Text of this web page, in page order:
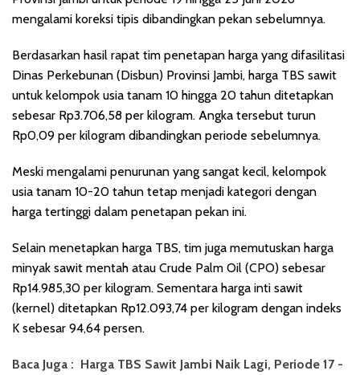
mengalami koreksi tipis dibandingkan pekan sebelumnya.
Berdasarkan hasil rapat tim penetapan harga yang difasilitasi
Dinas Perkebunan (Disbun) Provinsi Jambi, harga TBS sawit
untuk kelompok usia tanam 10 hingga 20 tahun ditetapkan
sebesar Rp3.706,58 per kilogram. Angka tersebut turun
Rp0,09 per kilogram dibandingkan periode sebelumnya.
Meski mengalami penurunan yang sangat kecil, kelompok
usia tanam 10-20 tahun tetap menjadi kategori dengan
harga tertinggi dalam penetapan pekan ini.
Selain menetapkan harga TBS, tim juga memutuskan harga
minyak sawit mentah atau Crude Palm Oil (CPO) sebesar
Rp14.985,30 per kilogram. Sementara harga inti sawit
(kernel) ditetapkan Rp12.093,74 per kilogram dengan indeks
K sebesar 94,64 persen.
Baca Juga : Harga TBS Sawit Jambi Naik Lagi, Periode 17 -